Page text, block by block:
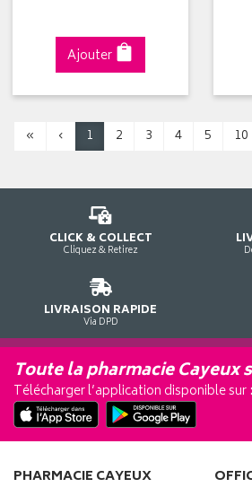
Ajouter
« ‹ 1 2 3 4 5 10
CLICK & COLLECT
Cliquez & Retirez
LIVRAISON RAPIDE
Via DPD
Toute la pharmacie Cayeux
Télécharger l’application disponible sur :
PHARMACIE CAYEUX